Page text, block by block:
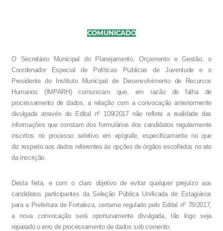
COMUNICADO
O Secretário Municipal do Planejamento, Orçamento e Gestão, o
Coordenador Especial de Políticas Públicas de Juventude e o
Presidente do Instituto Municipal de Desenvolvimento de Recursos
Humanos (IMPARH) comunicam que, em razão de falha de
processamento de dados, a relação com a convocação anteriormente
divulgada através do Edital nº 109/2017 não reflete a realidade das
informações que constam dos formulários dos candidatos regularmente
inscritos no processo seletivo em epígrafe, especificamente no que
diz respeito aos dados referentes às opções de órgãos escolhidos no ato
da inscrição.
Desta feita, e com o claro objetivo de evitar qualquer prejuízo aos
candidatos participantes da Seleção Pública Unificada de Estagiários
para a Prefeitura de Fortaleza, certame regulado pelo Edital nº 78/2017,
a nova convocação será oportunamente divulgada, tão logo seja
reparado o erro de processamento de dados sob comento.